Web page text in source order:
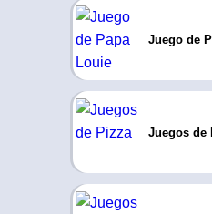
Juego de
Juegos de